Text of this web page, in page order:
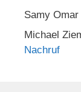
Samy Omar
Michael
Nachruf